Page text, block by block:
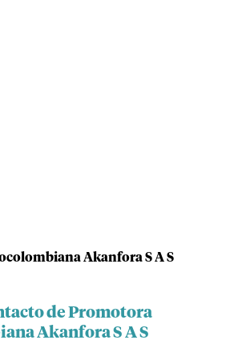
Akanfora S A S
de Promotora
Akanfora S A S